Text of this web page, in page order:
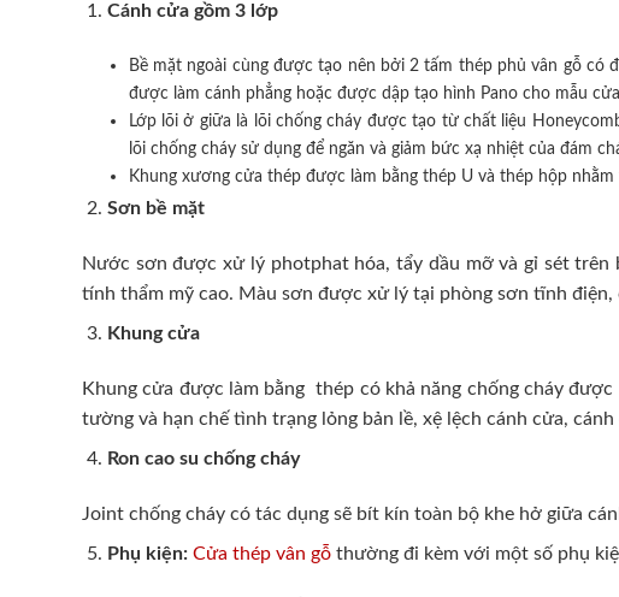
Cánh cửa gồm 3 lớp
Bề mặt ngoài cùng được tạo nên bởi 2 tấm thép phủ vân gỗ
được làm cánh phẳng hoặc được dập tạo hình Pano cho mẫu
Lớp lõi ở giữa là lõi chống cháy được tạo từ chất liệu
lõi chống cháy sử dụng để ngăn và giảm bức xạ nhiệt của đám
Khung xương cửa thép được làm bằng thép U và thép hộp
Sơn bề mặt
Nước sơn được xử lý photphat hóa, tẩy dầu mỡ và gỉ sét
tính thẩm mỹ cao. Màu sơn được xử lý tại phòng sơn tĩnh
Khung cửa
Khung cửa được làm bằng thép có khả năng chống cháy
tường và hạn chế tình trạng lỏng bản lề, xệ lệch cánh cửa,
Ron cao su chống cháy
Joint chống cháy có tác dụng sẽ bít kín toàn bộ khe hở giữa
Phụ kiện: Cửa thép vân gỗthường đi kèm với một số phụ